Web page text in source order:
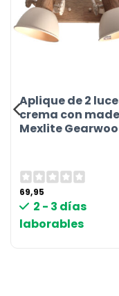
Aplique de 2
crema con
Mexlite
69,95
2 - 3 días
laborables